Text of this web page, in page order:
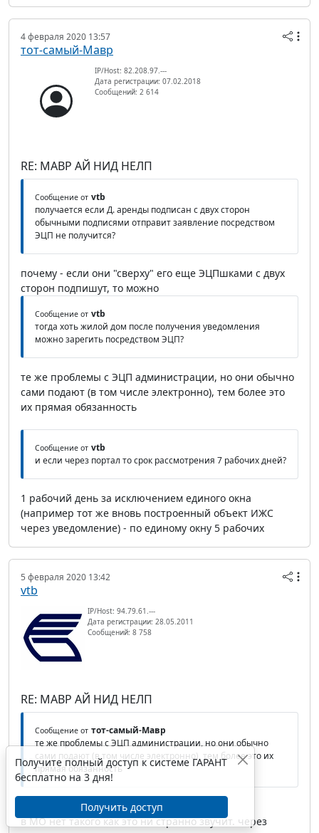
4 февраля 2020 13:57
тот-самый-Мавр
IP/Host: 82.208.97.---
Дата регистрации: 07.02.2018
Сообщений: 2 614
RE: МАВР АЙ НИД НЕЛП
Сообщение от vtb
получается если Д. аренды подписан с двух сторон
обычными подписями отправит заявление посредством
ЭЦП не получится?
почему - если они "сверху" его еще ЭЦПшками с двух
сторон подпишут, то можно
Сообщение от vtb
тогда хоть жилой дом после получения уведомления
можно зарегить посредством ЭЦП?
те же проблемы с ЭЦП администрации, но они обычно
сами подают (в том числе электронно), тем более это
их прямая обязанность
Сообщение от vtb
и если через портал то срок рассмотрения 7 рабочих дней?
1 рабочий день за исключением единого окна
(например тот же вновь построенный объект ИЖС
через уведомление) - по единому окну 5 рабочих
5 февраля 2020 13:42
vtb
IP/Host: 94.79.61.---
Дата регистрации: 28.05.2011
Сообщений: 8 758
RE: МАВР АЙ НИД НЕЛП
Сообщение от тот-самый-Мавр
те же проблемы с ЭЦП администрации, но они обычно
сами подают (в том числе электронно), тем более это их
прямая обязанность
в МО нет такого как это ни странно звучит. через
Получите полный доступ к системе ГАРАНТ
бесплатно на 3 дня!
Получить доступ